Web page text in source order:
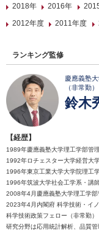
2018年
2016年
2012年度
2011年度
ランキング監修
慶應義塾
（非常勤）
鈴木
【経歴】
1989年慶應義塾大学理工学部管
1992年ロチェスター大学経営大
1996年東京工業大学大学院理工
1996年筑波大学社会工学系・講
2008年4月慶應義塾大学理工学
2023年4月内閣府 科学技術・イ
科学技術政策フェロー（非常勤）
研究分野は応用統計解析、品質管